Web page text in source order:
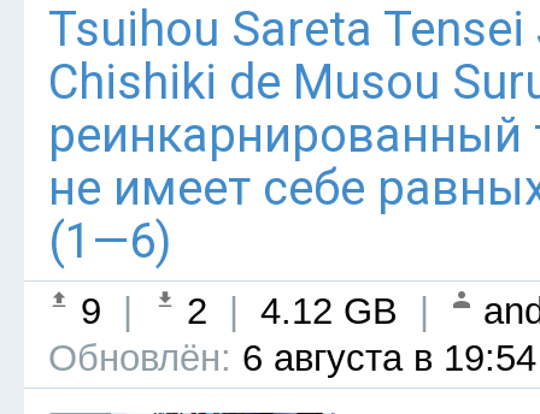
Tsuihou Sareta
Chishiki de Musou
не имеет себе
(1—6)
9 2 4.12 GB
Обновлён: 6 августа в 19:54